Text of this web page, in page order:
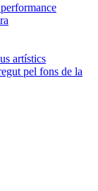
artístics
pel fons de la